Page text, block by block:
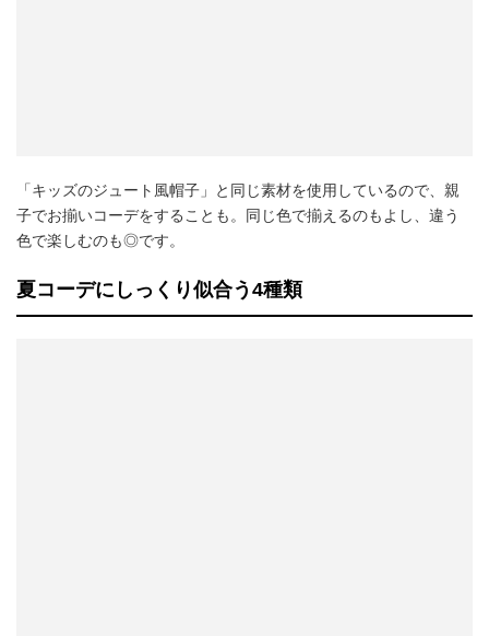
「キッズのジュート風帽子」と同じ素材を使用しているので、親
子でお揃いコーデをすることも。同じ色で揃えるのもよし、違う
色で楽しむのも◎です。
夏コーデにしっくり似合う4種類